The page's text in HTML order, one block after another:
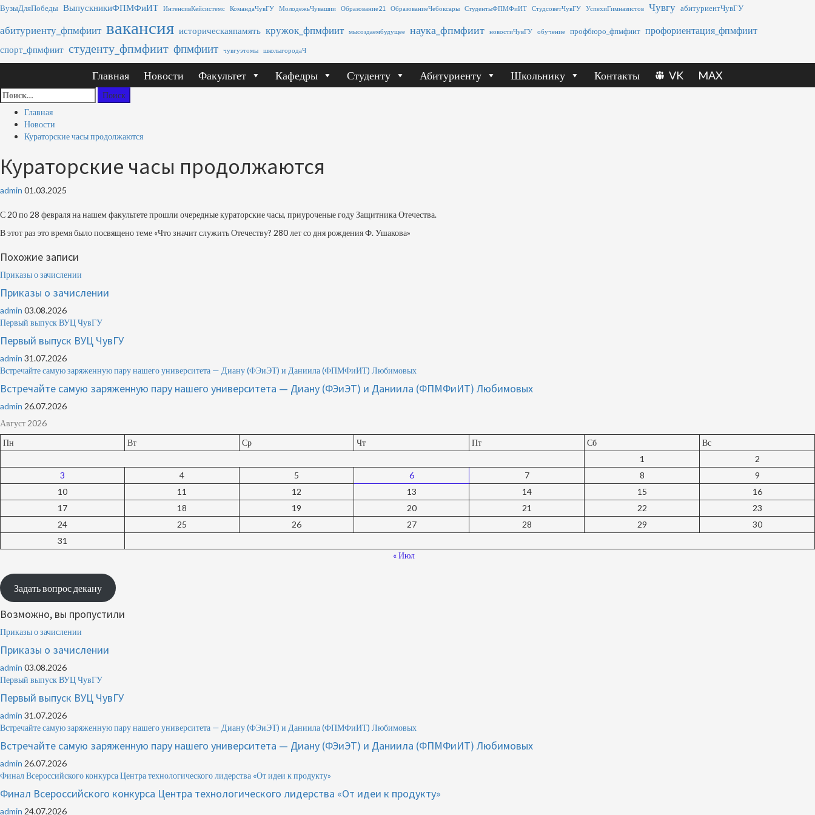
Перейти
содержимому
ВузыДляПобеды ВыпускникиФПМФиИТ ИнтенсивКейсистемс КомандаЧувГУ МолодежьЧувашии Образование21 ОбразованиеЧебоксары СтудентыФПМФиИТ СтудсоветЧувГУ УспехиГимназистов Чувгу абитуриентЧувГУ
абитуриенту_фпмфиит вакансия историческаяпамять кружок_фпмфиит мысоздаембудущее наука_фпмфиит новостиЧувГУ обучение профбюро_фпмфиит профориентация_фпмфиит
спорт_фпмфиит студенту_фпмфиит фпмфиит чувгуэтомы школыгородаЧ
Главная Новости Факультет Кафедры Студенту Абитуриенту Школьнику Контакты VK MAX
Найти:
Главная
Новости
Кураторские часы продолжаются
Кураторские часы продолжаются
admin 01.03.2025
С 20 по 28 февраля на нашем факультете прошли очередные кураторские часы, приуроченые году Защитника Отечества.
В этот раз это время было посвящено теме «Что значит служить Отечеству? 280 лет со дня рождения Ф. Ушакова»
Похожие записи
Приказы о зачислении
Приказы о зачислении
admin 03.08.2026
Первый выпуск ВУЦ ЧувГУ
Первый выпуск ВУЦ ЧувГУ
admin 31.07.2026
Встречайте самую заряженную пару нашего университета — Диану (ФЭиЭТ) и Даниила (ФПМФиИТ) Любимовых
Встречайте самую заряженную пару нашего университета — Диану (ФЭиЭТ) и Даниила (ФПМФиИТ) Любимовых
admin 26.07.2026
Август 2026
Пн
Вт Ср Чт Пт Сб
Вс
1
2
3
4 5 6 7 8
9
10
11 12 13 14 15
16
17
18 19 20 21 22
23
24
25 26 27 28 29
30
31
« Июл
Задать вопрос декану
Возможно, вы пропустили
Приказы о зачислении
Приказы о зачислении
admin 03.08.2026
Первый выпуск ВУЦ ЧувГУ
Первый выпуск ВУЦ ЧувГУ
admin 31.07.2026
Встречайте самую заряженную пару нашего университета — Диану (ФЭиЭТ) и Даниила (ФПМФиИТ) Любимовых
Встречайте самую заряженную пару нашего университета — Диану (ФЭиЭТ) и Даниила (ФПМФиИТ) Любимовых
admin 26.07.2026
Финал Всероссийского конкурса Центра технологического лидерства «От идеи к продукту»
Финал Всероссийского конкурса Центра технологического лидерства «От идеи к продукту»
admin 24.07.2026